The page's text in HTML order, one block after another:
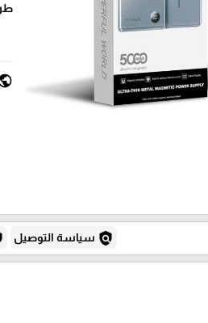
policy سياسة التوصيل